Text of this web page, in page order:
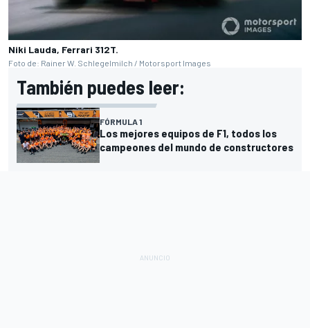
Niki Lauda, Ferrari 312T.
Foto de: Rainer W. Schlegelmilch / Motorsport Images
También puedes leer:
FÓRMULA 1
Los mejores equipos de F1, todos los
campeones del mundo de constructores